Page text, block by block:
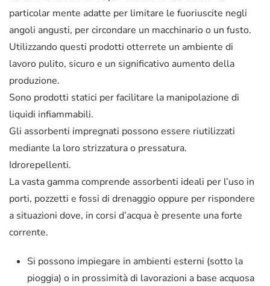
particolar mente adatte per limitare le fuoriuscite negli
angoli angusti, per circondare un macchinario o un fusto.
Utilizzando questi prodotti otterrete un ambiente di
lavoro pulito, sicuro e un significativo aumento della
produzione.
Sono prodotti statici per facilitare la manipolazione di
liquidi infiammabili.
Gli assorbenti impregnati possono essere riutilizzati
mediante la loro strizzatura o pressatura.
Idrorepellenti.
La vasta gamma comprende assorbenti ideali per l’uso in
porti, pozzetti e fossi di drenaggio oppure per rispondere
a situazioni dove, in corsi d’acqua è presente una forte
corrente.
Si possono impiegare in ambienti esterni (sotto la
pioggia) o in prossimità di lavorazioni a base acquosa